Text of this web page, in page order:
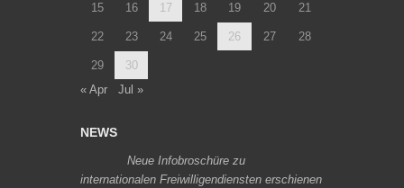
15 16 17 18 19 20 21
22 23 24 25 26 27 28
29
30
« Apr
Jul »
NEWS
Neue Infobroschüre zu
internationalen Freiwilligendiensten erschienen